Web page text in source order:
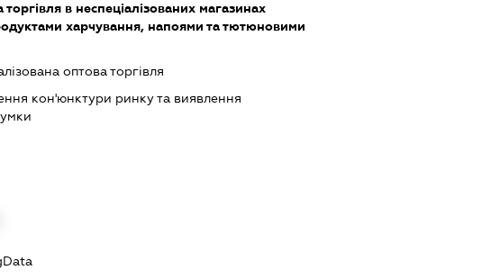
в неспеціалізованих магазинах
харчування, напоями та тютюновими
оптова торгівля
кон'юнктури ринку та виявлення